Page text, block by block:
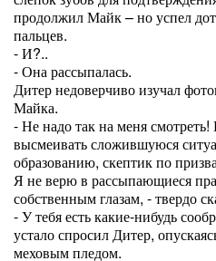
продолжил Майк – но успел
пальцев.
- И?..
- Она рассыпалась.
Дитер недоверчиво изучал
Майка.
- Не надо так на меня
высмеивать сложившуюся
образованию, скептик по
Я не верю в рассыпающиеся
собственным глазам, - твердо
- У тебя есть какие-нибудь
устало спросил Дитер,
меховым пледом.